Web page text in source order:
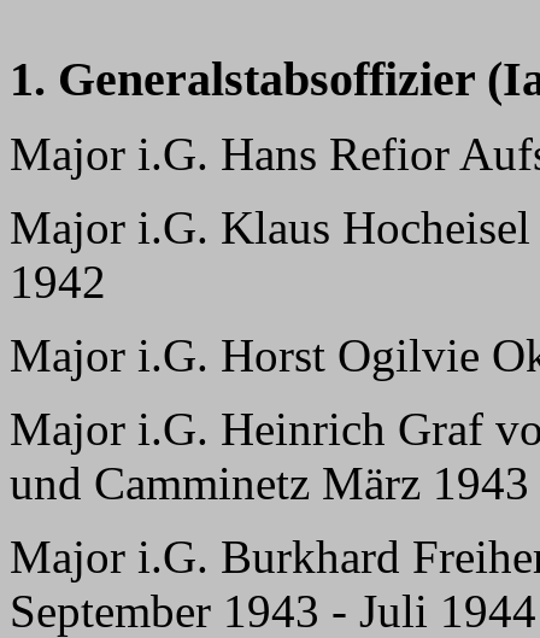
1. Generalstabsoffizier
Major i.G. Hans Refior
Major i.G. Klaus
1942
Major i.G. Horst Ogilvie
Major i.G. Heinrich Graf
und Camminetz März
Major i.G. Burkhard
September 1943 - Juli 1944